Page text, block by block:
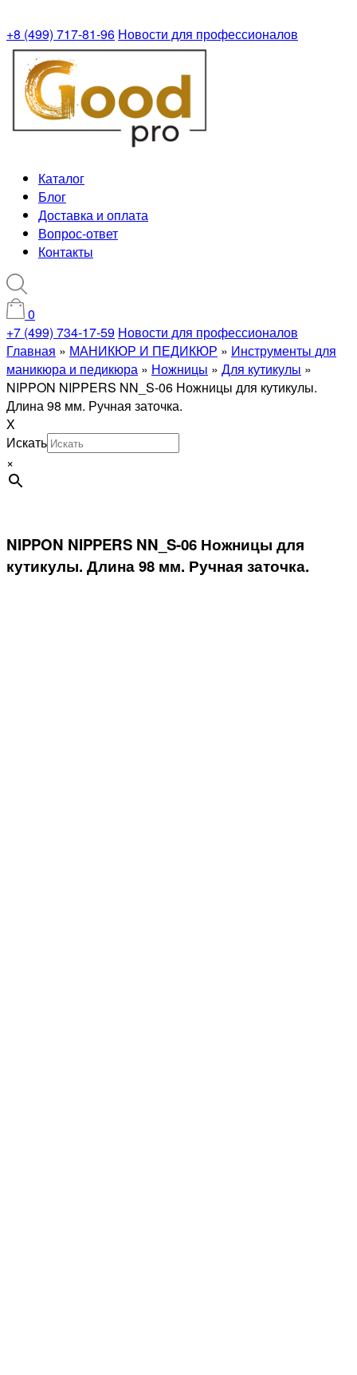
+8 (499) 717-81-96 Новости для профессионалов
Каталог
Блог
Доставка и оплата
Вопрос-ответ
Контакты
0
+7 (499) 734-17-59 Новости для профессионалов
Главная » МАНИКЮР И ПЕДИКЮР » Инструменты для
маникюра и педикюра » Ножницы » Для кутикулы »
NIPPON NIPPERS NN_S-06 Ножницы для кутикулы.
Длина 98 мм. Ручная заточка.
X
Искать
×
NIPPON NIPPERS NN_S-06 Ножницы для
кутикулы. Длина 98 мм. Ручная заточка.